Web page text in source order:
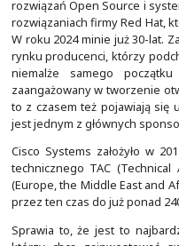
Szkolenia z podstaw
Systems. Jest to
rynku od 10 grudnia
rozwiązań Open
rozwiązaniach firmy
W roku 2024 minie już
rynku producenci,
niemalże samego
zaangażowany w
to z czasem też
jest jednym z